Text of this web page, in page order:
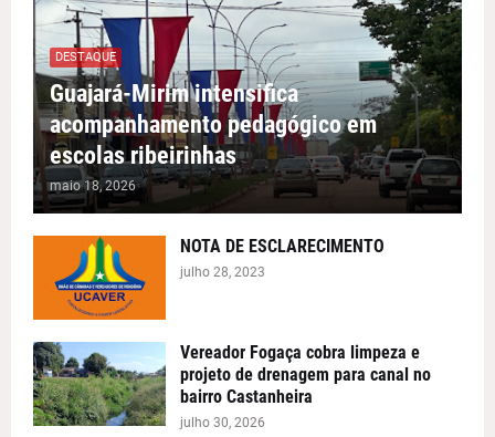
DESTAQUE
Guajará-Mirim intensifica
acompanhamento pedagógico em
escolas ribeirinhas
maio 18, 2026
NOTA DE ESCLARECIMENTO
julho 28, 2023
Vereador Fogaça cobra limpeza e
projeto de drenagem para canal no
bairro Castanheira
julho 30, 2026